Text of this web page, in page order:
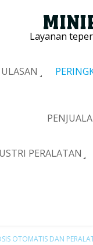
Layanan
PERALATAN
OTOMATIS DAN